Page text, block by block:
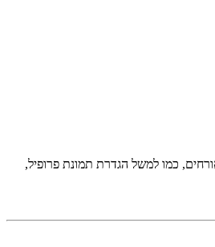
כמו למשל הגדרת תמונת פרופיל,